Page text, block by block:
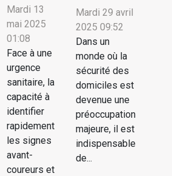
Mardi 13
mai 2025
01:08
Face à une
urgence
sanitaire, la
capacité à
identifier
rapidement
les signes
avant-
coureurs et
Mardi 29 avril
2025 09:52
Dans un
monde où la
sécurité des
domiciles est
devenue une
préoccupation
majeure, il est
indispensable
de...